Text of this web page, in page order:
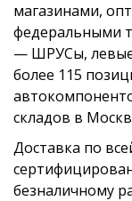
магазинами,
федеральными
— ШРУСы, левые
более 115
складов в
Доставка по
безналичному